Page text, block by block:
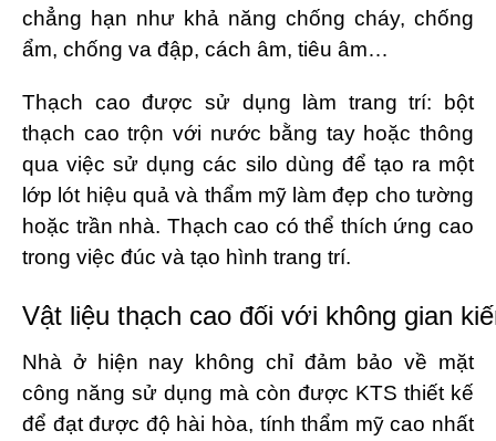
chẳng hạn như khả năng chống cháy, chống
ẩm, chống va đập, cách âm, tiêu âm…
Thạch cao được sử dụng làm trang trí: bột
thạch cao trộn với nước bằng tay hoặc thông
qua việc sử dụng các silo dùng để tạo ra một
lớp lót hiệu quả và thẩm mỹ làm đẹp cho tường
hoặc trần nhà. Thạch cao có thể thích ứng cao
trong việc đúc và tạo hình trang trí.
Vật liệu thạch cao đối với không gian
Nhà ở hiện nay không chỉ đảm bảo về mặt
công năng sử dụng mà còn được KTS thiết kế
để đạt được độ hài hòa, tính thẩm mỹ cao nhất